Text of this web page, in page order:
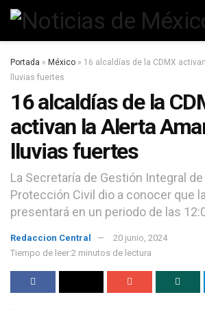
Portada » México » 16 alcaldías de la CDMX
lluvias fuertes
16 alcaldías de la
activan la Alerta
lluvias fuertes
La Secretaría de Gestión Integral
Protección Civil dio a conocer que
presentará en un periodo de las
Redaccion Central
20 junio, 2024
Tiempo de leer:2 minutos de lectura